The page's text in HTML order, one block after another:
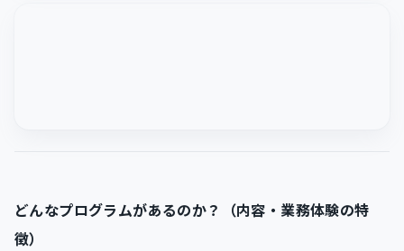
どんなプログラムがあるのか？（内容・業務体験の特
徴）